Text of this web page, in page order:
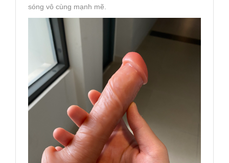
sóng vô cùng mạnh mẽ.